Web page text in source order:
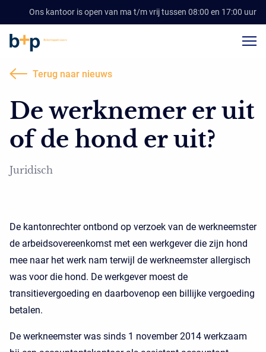
Ons kantoor is open van ma t/m vrij tussen 08:00 en 17:00 uur
Terug naar nieuws
De werknemer er uit
of de hond er uit?
Juridisch
De kantonrechter ontbond op verzoek van de werkneemster
de arbeidsovereenkomst met een werkgever die zijn hond
mee naar het werk nam terwijl de werkneemster allergisch
was voor die hond. De werkgever moest de
transitievergoeding en daarbovenop een billijke vergoeding
betalen.
De werkneemster was sinds 1 november 2014 werkzaam